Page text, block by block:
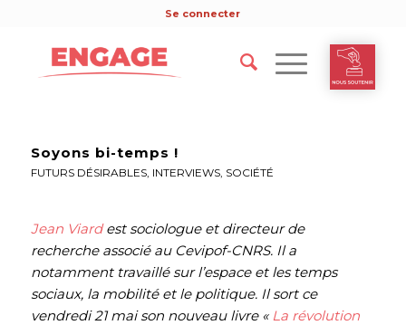
Se connecter
Soyons bi-temps !
FUTURS DÉSIRABLES, INTERVIEWS, SOCIÉTÉ
Jean Viardest sociologue et directeur de
recherche associé au Cevipof-CNRS. Il a
notamment travaillé sur l’espace et les temps
sociaux, la mobilité et le politique. Il sort ce
vendredi 21 mai son nouveau livre « La révolution